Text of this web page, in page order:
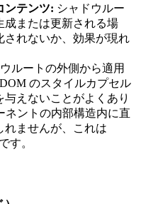
ンテンツ: シャドウルー
成または更新される場
されないか、効果が現れ
ルートの外側から適用
のスタイルカプセル
えないことがよくあり
ネントの内部構造内に直
れませんが、これは
す。